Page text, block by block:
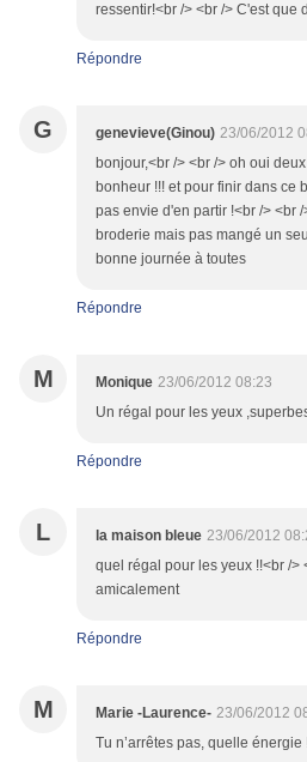
ressentir!<br /> <br /> C'est que
Répondre
G genevieve(Ginou) 23/06/2012
bonjour,<br /> <br /> oh oui
bonheur !!! et pour finir dans ce
pas envie d'en partir !<br /> <br
broderie mais pas mangé un
bonne journée à toutes
Répondre
M Monique 23/06/2012 08:23
Un régal pour les yeux
Répondre
L la maison bleue 23/06/2012
quel régal pour les yeux !!<br />
amicalement
Répondre
M Marie -Laurence- 23/06/2012
Tu n’arrêtes pas, quelle énergie